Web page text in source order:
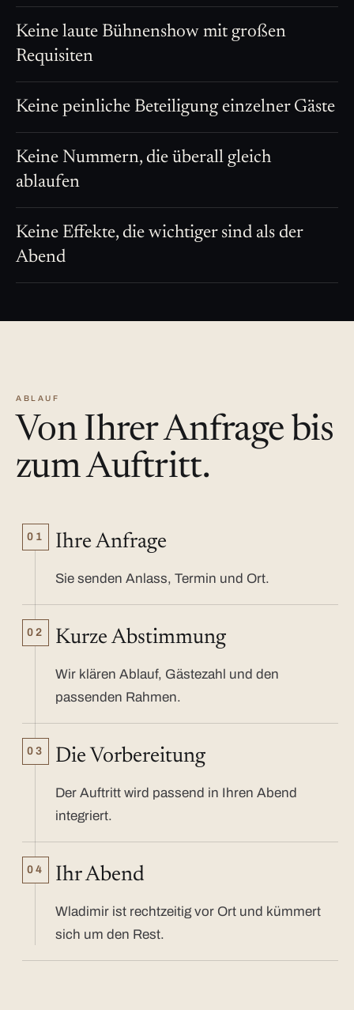
Keine laute Bühnenshow mit großen
Requisiten
Keine peinliche Beteiligung einzelner Gäste
Keine Nummern, die überall gleich
ablaufen
Keine Effekte, die wichtiger sind als der
Abend
ABLAUF
Von Ihrer Anfrage bis
zum Auftritt.
01 Ihre Anfrage
Sie senden Anlass, Termin und Ort.
02 Kurze Abstimmung
Wir klären Ablauf, Gästezahl und den
passenden Rahmen.
03 Die Vorbereitung
Der Auftritt wird passend in Ihren Abend
integriert.
04 Ihr Abend
Wladimir ist rechtzeitig vor Ort und kümmert
sich um den Rest.